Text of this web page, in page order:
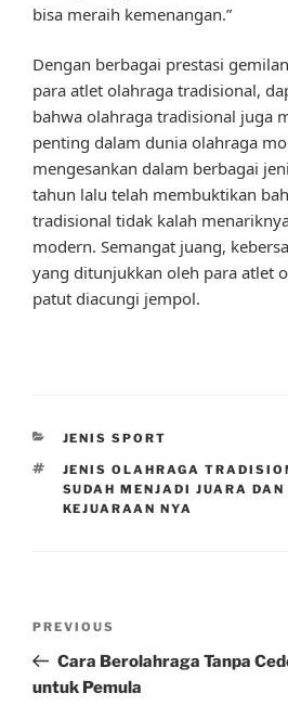
bisa meraih kemenangan.”
Dengan berbagai prestasi
para atlet olahraga tradisional,
bahwa olahraga tradisional juga
penting dalam dunia olahraga
mengesankan dalam berbagai
tahun lalu telah membuktikan
tradisional tidak kalah
modern. Semangat juang,
yang ditunjukkan oleh para atlet
patut diacungi jempol.
CATEGORIES
JENIS SPORT
TAGS
JENIS OLAHRAGA
SUDAH MENJADI JUARA
KEJUARAAN NYA
Previous
Post
PREVIOUS
Cara Berolahraga Tanpa
untuk Pemula